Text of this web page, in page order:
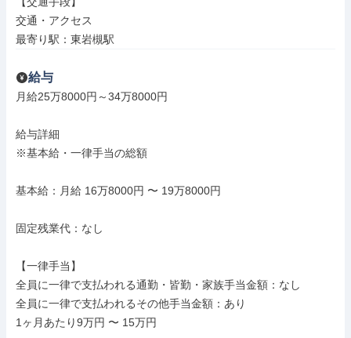
交通・アクセス
最寄り駅：東岩槻駅
給与
月給25万8000円～34万8000円
給与詳細
※基本給・一律手当の総額
基本給：月給 16万8000円 〜 19万8000円
固定残業代：なし
【一律手当】
全員に一律で支払われる通勤・皆勤・家族手当金額：なし
全員に一律で支払われるその他手当金額：あり
1ヶ月あたり9万円 〜 15万円